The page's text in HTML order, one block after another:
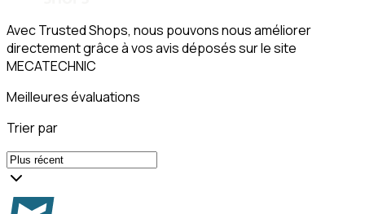
Avec Trusted Shops, nous pouvons nous améliorer
directement grâce à vos avis déposés sur le site
MECATECHNIC
Meilleures évaluations
Trier par